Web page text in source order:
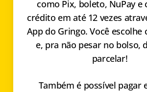
como Pix, boleto, NuPay e
crédito em até 12 vezes
App do Gringo. Você escolhe
e, pra não pesar no bolso,
parcelar!
Também é possível pagar